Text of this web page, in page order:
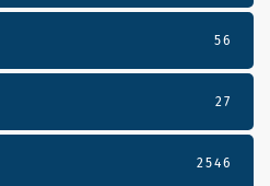
56
27
2546